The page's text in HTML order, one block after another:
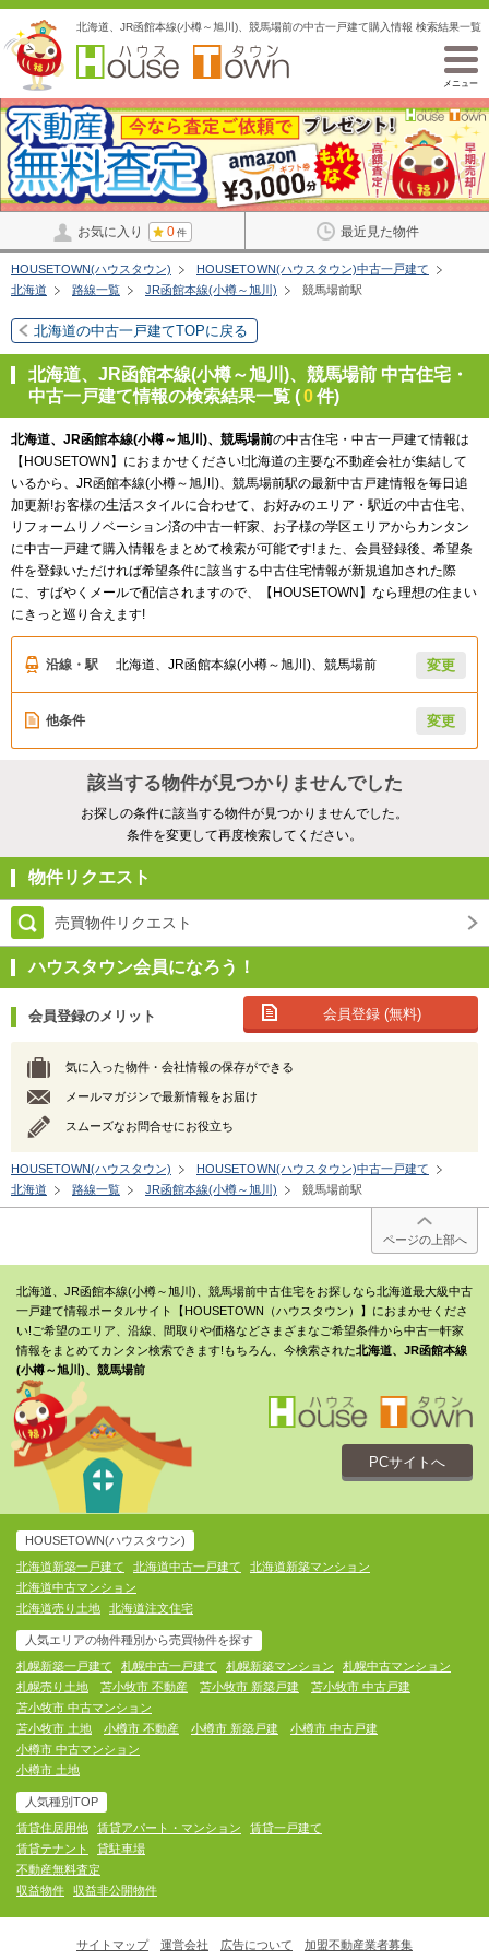
北海道、JR函館本線(小樽～旭川)、競馬場前の中古一戸建て購入情報 検索結果一覧
メニュー
お気に入り 0 件 最近見た物件
HOUSETOWN(ハウスタウン)
HOUSETOWN(ハウスタウン)中古一戸建て
北海道
路線一覧 JR函館本線(小樽～旭川) 競馬場前駅
北海道の中古一戸建てTOPに戻る
北海道、JR函館本線(小樽～旭川)、競馬場前 中古住宅・
中古一戸建て情報の検索結果一覧 (0件)
北海道、JR函館本線(小樽～旭川)、競馬場前の中古住宅・中古一戸建て情報は
【HOUSETOWN】におまかせください!北海道の主要な不動産会社が集結して
いるから、JR函館本線(小樽～旭川)、競馬場前駅の最新中古戸建情報を毎日追
加更新!お客様の生活スタイルに合わせて、お好みのエリア・駅近の中古住宅、
リフォームリノベーション済の中古一軒家、お子様の学区エリアからカンタン
に中古一戸建て購入情報をまとめて検索が可能です!また、会員登録後、希望条
件を登録いただければ希望条件に該当する中古住宅情報が新規追加された際
に、すばやくメールで配信されますので、【HOUSETOWN】なら理想の住まい
にきっと巡り合えます!
沿線・駅 北海道、JR函館本線(小樽～旭川)、競馬場前 変更
他条件 変更
該当する物件が見つかりませんでした
お探しの条件に該当する物件が見つかりませんでした。
条件を変更して再度検索してください。
物件リクエスト
売買物件リクエスト
ハウスタウン会員になろう！
会員登録のメリット 会員登録 (無料)
気に入った物件・会社情報の保存ができる
メールマガジンで最新情報をお届け
スムーズなお問合せにお役立ち
HOUSETOWN(ハウスタウン)
HOUSETOWN(ハウスタウン)中古一戸建て
北海道
路線一覧 JR函館本線(小樽～旭川) 競馬場前駅
ページの上部へ
北海道、JR函館本線(小樽～旭川)、競馬場前中古住宅をお探しなら北海道最大級中古
一戸建て情報ポータルサイト【HOUSETOWN（ハウスタウン）】におまかせくださ
い!ご希望のエリア、沿線、間取りや価格などさまざまなご希望条件から中古一軒家
情報をまとめてカンタン検索できます!もちろん、今検索された北海道、JR函館本線
(小樽～旭川)、競馬場前
PCサイトへ
HOUSETOWN(ハウスタウン)
北海道新築一戸建て
北海道中古一戸建て
北海道新築マンション
北海道中古マンション
北海道売り土地
北海道注文住宅
人気エリアの物件種別から売買物件を探す
札幌新築一戸建て
札幌中古一戸建て 札幌新築マンション
札幌中古マンション
札幌売り土地
苫小牧市 不動産 苫小牧市 新築戸建
苫小牧市 中古戸建
苫小牧市 中古マンション
苫小牧市 土地
小樽市 不動産 小樽市 新築戸建
小樽市 中古戸建
小樽市 中古マンション
小樽市 土地
人気種別TOP
賃貸住居用他
賃貸アパート・マンション
賃貸一戸建て
賃貸テナント
貸駐車場
不動産無料査定
収益物件
収益非公開物件
サイトマップ 運営会社 広告について 加盟不動産業者募集